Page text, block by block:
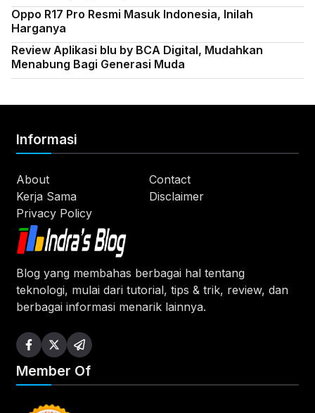
Oppo R17 Pro Resmi Masuk Indonesia, Inilah
Harganya
Review Aplikasi blu by BCA Digital, Mudahkan
Menabung Bagi Generasi Muda
Blog yang membahas berbagai hal tentang
teknologi, mulai dari tutorial, tips & trik, review, dan
berbagai informasi menarik lainnya.
Informasi
About
Contact
Kerja Sama
Disclaimer
Privacy Policy
Member Of